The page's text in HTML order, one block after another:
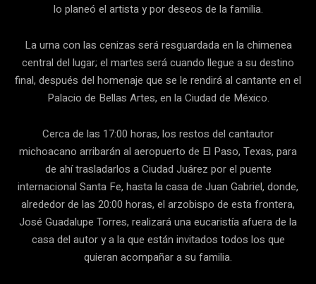
lo planeó el artista y por deseos de la familia.
La urna con las cenizas será resguardada en la chimenea
central del lugar; el martes será cuando llegue a su destino
final, después del homenaje que se le rendirá al cantante en el
Palacio de Bellas Artes, en la Ciudad de México.
Cerca de las 17:00 horas, los restos del cantautor
michoacano arribarán al aeropuerto de El Paso, Texas, para
de ahí trasladarlos a Ciudad Juárez por el puente
internacional Santa Fe, hasta la casa de Juan Gabriel, donde,
alrededor de las 20:00 horas, el arzobispo de esta frontera,
José Guadalupe Torres, realizará una eucaristía afuera de la
casa del autor y a la que están invitados todos los que
quieran acompañar a su familia.